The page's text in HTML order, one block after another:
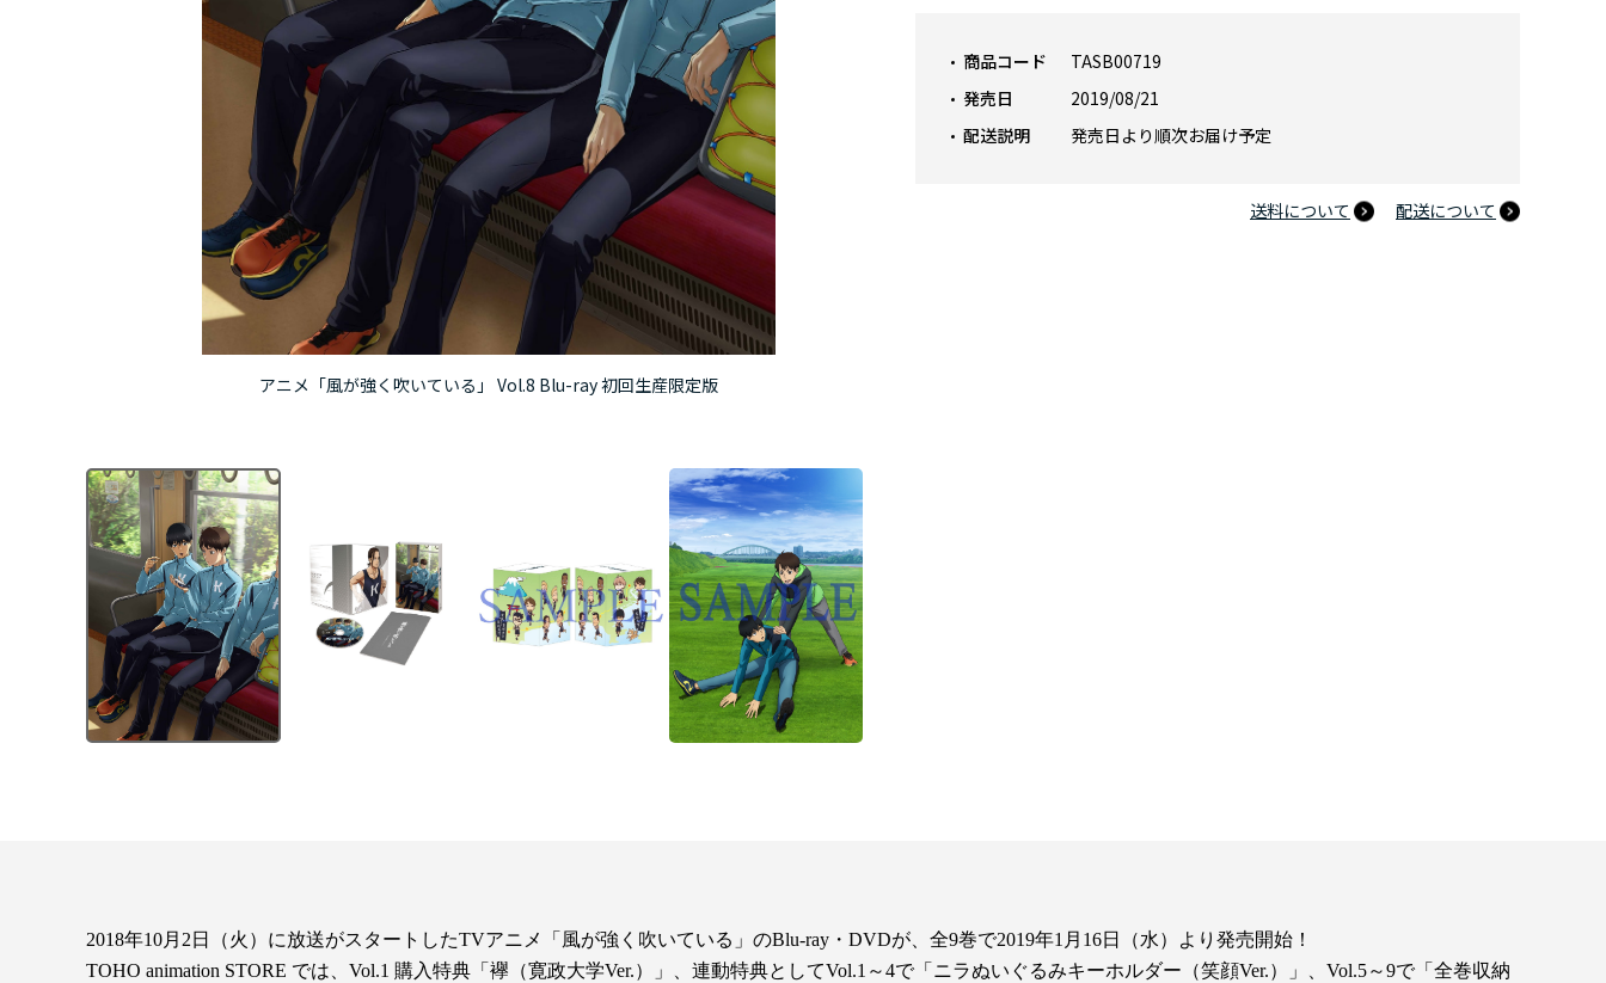
アニメ「風が強く吹いている」 Vol.8 Blu-ray 初回生産限定版
商品コード
TASB00719
発売日
2019/08/21
配送説明
発売日より順次お届け予定
送料について 配送について
2018年10月2日（火）に放送がスタートしたTVアニメ「風が強く吹いている」のBlu-ray・DVDが、全9巻で2019年1月16日（水）より発売開始！
TOHO animation STORE では、Vol.1 購入特典「襷（寛政大学Ver.）」、連動特典としてVol.1～4で「ニラぬいぐるみキーホルダー（笑顔Ver.）」、Vol.5～9で「全巻収納